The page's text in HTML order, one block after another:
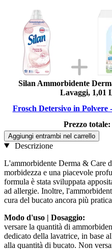
Silan Ammorbidente
Lavaggi, 1,01
Frosch Detersivo in Polvere
Prezzo totale:
Aggiungi entrambi nel carrello
Descrizione
L'ammorbidente Derma & Care
morbidezza e una piacevole
formula è stata sviluppata
ad allergie. Inoltre,
cura del bucato ancora più
Modo d'uso | Dosaggio:
versare la quantità di
dedicato della lavatrice, in base
alla quantità di bucato. Non